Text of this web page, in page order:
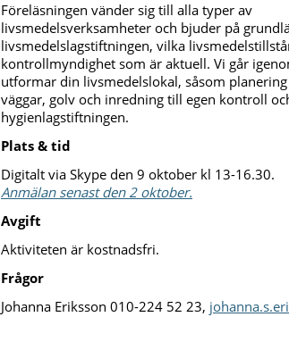
Föreläsningen vänder sig till alla typer av
livsmedelsverksamheter och bjuder på
livsmedelslagstiftningen, vilka
kontrollmyndighet som är aktuell. Vi går
utformar din livsmedelslokal, såsom
väggar, golv och inredning till egen kontroll
hygienlagstiftningen.
Plats & tid
Digitalt via Skype den 9 oktober kl 13-16.30.
Anmälan senast den 2 oktober.
Avgift
Aktiviteten är kostnadsfri.
Frågor
Johanna Eriksson 010-224 52 23,